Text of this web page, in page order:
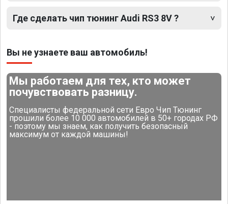
Где сделать чип тюнинг Audi RS3 8V ?
Вы не узнаете ваш автомобиль!
Мы работаем для тех, кто может
почувствовать разницу.
Специалисты федеральной сети Евро Чип Тюнинг
прошили более 10 000 автомобилей в 50+ городах РФ
- поэтому мы знаем, как получить безопасный
максимум от каждой машины!